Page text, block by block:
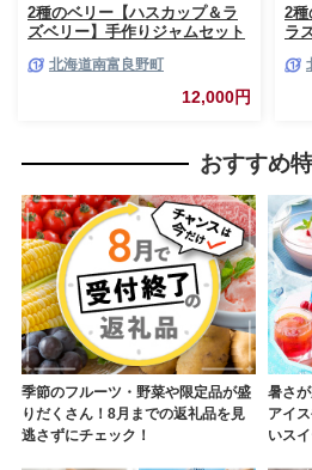
2種のベリー【ハスカップ＆ラ
ズベリー】手作りジャムセット
ム ベリー ハスカップ ラズベリ
ー ソース カシス てんさい糖 無
農薬 ポリフェノール 鉄分 ビタ
北海道南富良野町
12,000円
2種
ラ
ャ
ベ
おすすめ
季節のフルーツ・野菜や限定品が盛
りだくさん！8月までの返礼品を見
逃さずにチェック！
暑さ
アイ
いス